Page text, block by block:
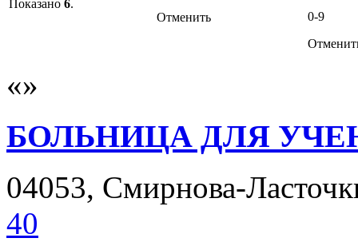
Показано 6.
Отменить
0-9
БОЛЬНИЦА ДЛЯ
04053, Смирнова-
40